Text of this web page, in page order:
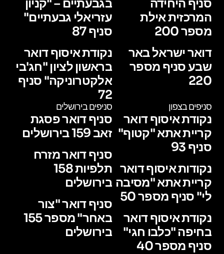
סניף היחידה
המרכזית אילת
מספר 200
דואר ישראל באר
שבע סניף מספר
220
בגבעתיים – "קניון
עזריאלי גבעתיים"
סניף 87
נקודת איסוף דואר
בראשון לציון "חג'בי
אלקטרוניקה" סניף
72
סניפים בצפון
נקודת איסוף דואר
קריית אתא "קטוף"
סניף 93
נקודות איסוף דואר
קריית אתא "מסיבה
לי" סניף מספר 50
נקודת איסוף דואר
בחיפה "כלבו חגי"
סניף מספר 40
סניפים בירושלים
סניף דואר פסגת
זאב 159 בירושלים
סניף דואר מזרח
תלפיות 158
בירושלים
סניף דואר "צור
באחר" מספר 155
בירושלים